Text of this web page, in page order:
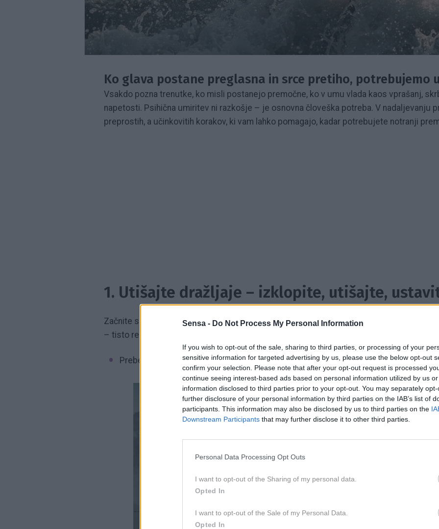
Sensa - Do Not Process My Personal Information
If you wish to opt-out of the sale, sharing to third parties, or processing of your
sensitive information for targeted advertising by us, please use the below opt-out
confirm your selection. Please note that after your opt-out request is processed
continue seeing interest-based ads based on personal information utilized by us
information disclosed to third parties prior to your opt-out. You may separately
further disclosure of your personal information by third parties on the IAB’s list of
participants. This information may also be disclosed by us to third parties on the
Downstream Participants that may further disclose it to other third parties.
Personal Data Processing Opt Outs
I want to opt-out of the Sharing of my personal data.
Opted In
I want to opt-out of the Sale of my Personal Data.
Opted In
Ko glava postane preglasna in srce pretiho, potrebujemo
Vsakdo pozna trenutke, ko misli postanejo premočne, ko v umu vlada kaos vprašanj,
napetosti. Psihična umiritev ni razkošje – je osnovna človeška potreba. V nadaljevanju
preprostih, a učinkovitih korakov, ki vam lahko pomagajo, kadar potrebujete notranji
1. Utišajte dražljaje – izklopite, utišajte,
Začnite s preprostimi zunanjimi koraki: izklopite televizor, utišajte telefon, zmanjšajte
– tisto resnično, brez »ozadja«. Um se umiri, ko ne dobi več »hrane« iz okolja.
Preberite si še: Zapis, ki ga morajo prebrati vse mame: "Mama, če mi res želiš